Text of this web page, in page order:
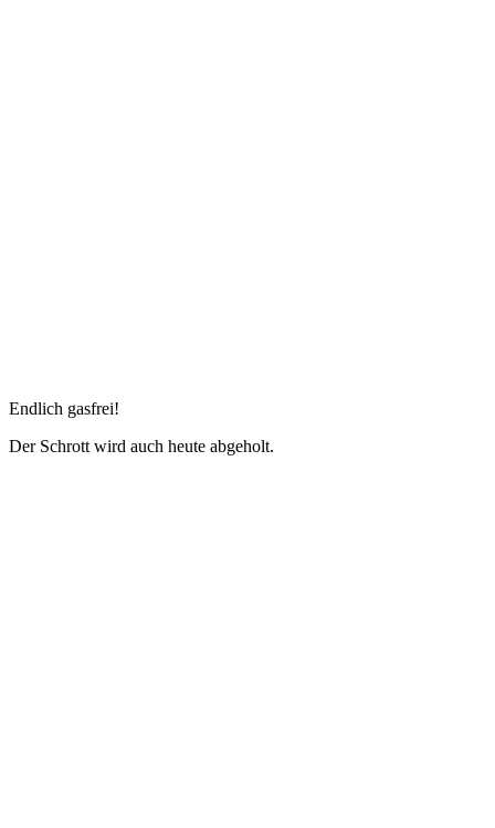
Endlich gasfrei!
Der Schrott wird auch heute abgeholt.